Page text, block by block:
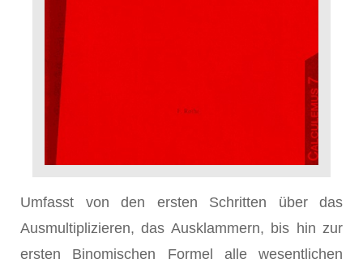
Umfasst von den ersten Schritten über das
Ausmultiplizieren, das Ausklammern, bis hin zur
ersten Binomischen Formel alle wesentlichen